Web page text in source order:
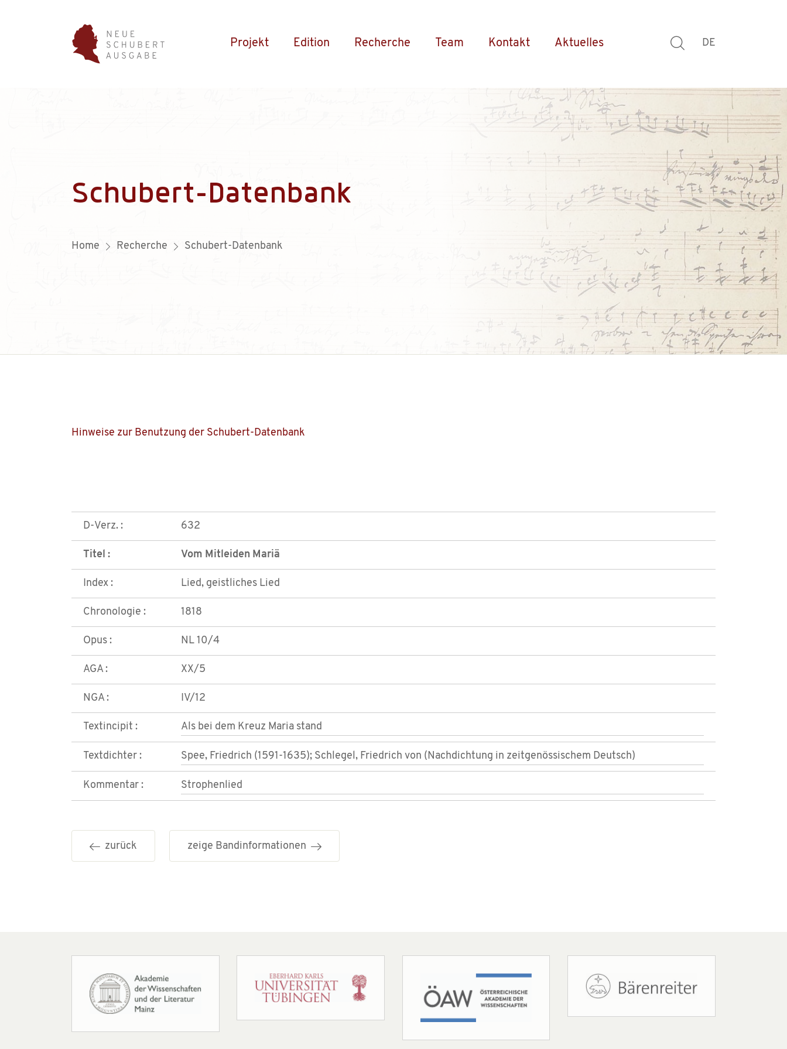
Projekt Edition Recherche Team Kontakt Aktuelles DE
Schubert-Datenbank
Home Recherche Schubert-Datenbank
Hinweise zur Benutzung der Schubert-Datenbank
D-Verz. : 632
Titel : Vom Mitleiden Mariä
Index : Lied, geistliches Lied
Chronologie : 1818
Opus : NL 10/4
AGA : XX/5
NGA : IV/12
Textincipit : Als bei dem Kreuz Maria stand
Textdichter : Spee, Friedrich (1591-1635); Schlegel, Friedrich von (Nachdichtung in zeitgenössischem Deutsch)
Kommentar : Strophenlied
zurück zeige Bandinformationen